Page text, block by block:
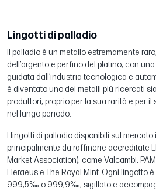
Lingotti di palladio
Il palladio è un metallo estremamente
dell’argento e perfino del platino, con
guidata dall’industria tecnologica e
è diventato uno dei metalli più ricercati
produttori, proprio per la sua rarità e per
nel lungo periodo.
I lingotti di palladio disponibili sul
principalmente da raffinerie accreditate
Market Association), come Valcambi,
Heraeus e The Royal Mint. Ogni lingotto
999,5‰ o 999,9‰, sigillato e